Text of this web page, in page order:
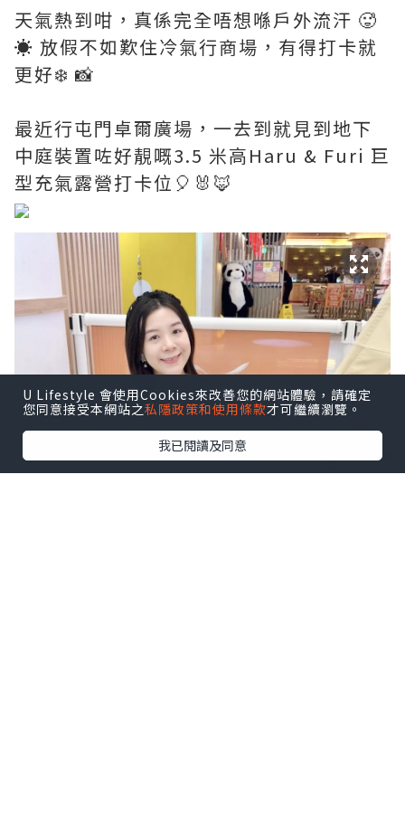
U Lifestyle 會使用Cookies來改善您的網站體驗，請確定
您同意接受本網站之私隱政策和使用條款才可繼續瀏覽。
我已閱讀及同意
天氣熱到咁，真係完全唔想喺戶外流汗 🥵
☀️ 放假不如歎住冷氣行商場，有得打卡就
更好❄️ 📸
最近行屯門卓爾廣場，一去到就見到地下
中庭裝置咗好靚嘅3.5 米高Haru & Furi 巨
型充氣露營打卡位🎈🐰🦊